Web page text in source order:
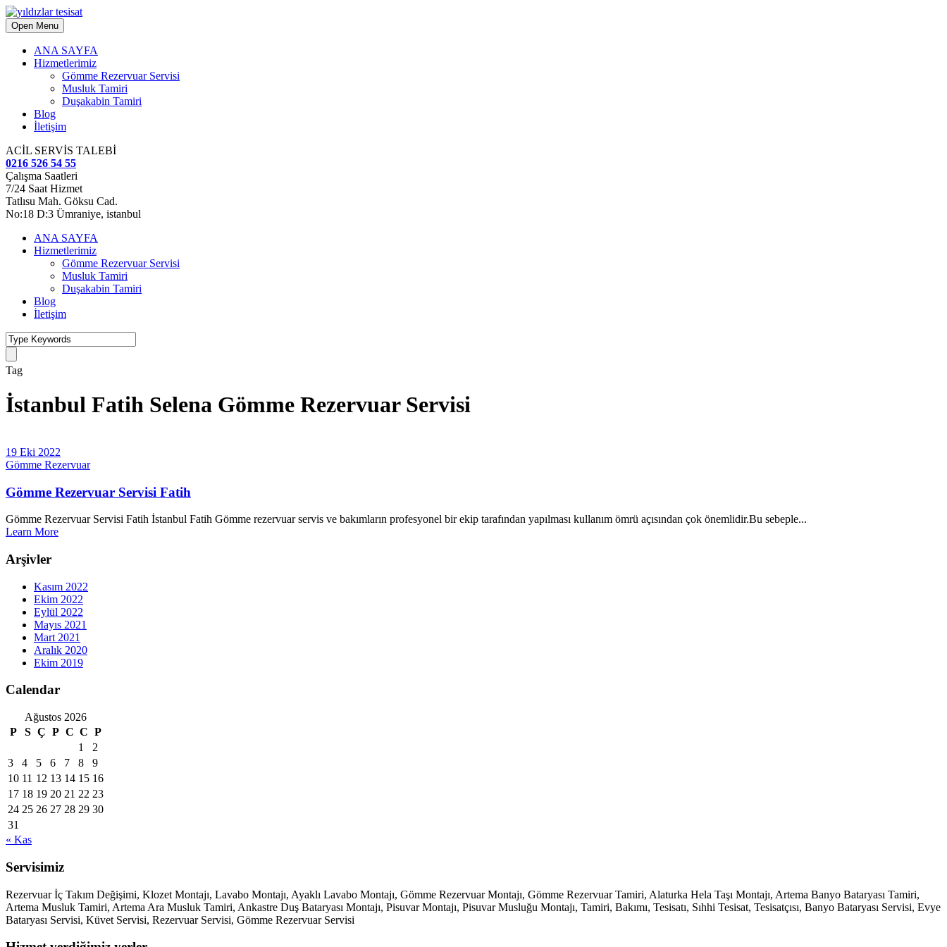
Open Menu
ANA SAYFA
Hizmetlerimiz
Gömme Rezervuar Servisi
Musluk Tamiri
Duşakabin Tamiri
Blog
İletişim
ACİL SERVİS TALEBİ
0216 526 54 55
Çalışma Saatleri
7/24 Saat Hizmet
Tatlısu Mah. Göksu Cad.
No:18 D:3 Ümraniye, istanbul
ANA SAYFA
Hizmetlerimiz
Gömme Rezervuar Servisi
Musluk Tamiri
Duşakabin Tamiri
Blog
İletişim
Tag
İstanbul Fatih Selena Gömme Rezervuar Servisi
19 Eki 2022
Gömme Rezervuar
Gömme Rezervuar Servisi Fatih
Gömme Rezervuar Servisi Fatih İstanbul Fatih Gömme rezervuar servis ve bakımların profesyonel bir ekip tarafından yapılması kullanım ömrü açısından çok önemlidir.Bu sebeple...
Learn More
Arşivler
Kasım 2022
Ekim 2022
Eylül 2022
Mayıs 2021
Mart 2021
Aralık 2020
Ekim 2019
Calendar
Ağustos 2026
P
S Ç P C C P
1
2
3
4 5 6 7 8
9
10 11 12 13 14 15 16
17 18 19 20 21 22 23
24 25 26 27 28 29 30
31
« Kas
Servisimiz
Rezervuar İç Takım Değişimi, Klozet Montajı, Lavabo Montajı, Ayaklı Lavabo Montajı, Gömme Rezervuar Montajı, Gömme Rezervuar Tamiri, Alaturka Hela Taşı Montajı, Artema Banyo Bataryası Tamiri,
Artema Musluk Tamiri, Artema Ara Musluk Tamiri, Ankastre Duş Bataryası Montajı, Pisuvar Montajı, Pisuvar Musluğu Montajı, Tamiri, Bakımı, Tesisatı, Sıhhi Tesisat, Tesisatçısı, Banyo Bataryası Servisi, Evye
Bataryası Servisi, Küvet Servisi, Rezervuar Servisi, Gömme Rezervuar Servisi